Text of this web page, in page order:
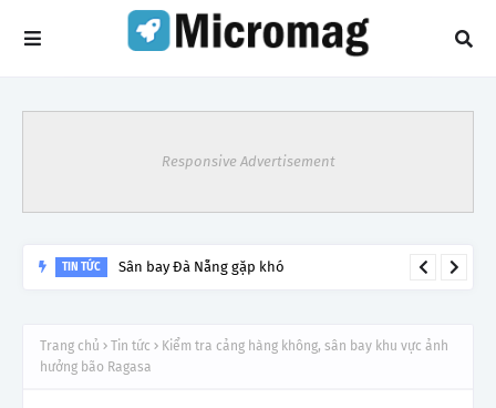
Responsive Advertisement
Trang chủ Tin tức
Kiểm tra cảng hàng không, sân bay khu vực ảnh
hưởng bão Ragasa